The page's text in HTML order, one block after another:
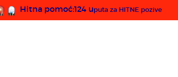
Hitna pomoć:124 uputa za HITNE pozive